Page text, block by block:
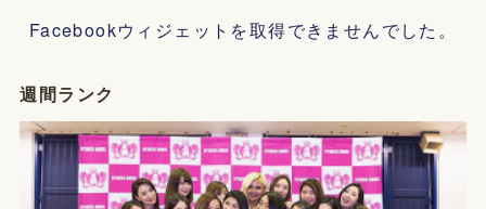
Facebookウィジェットを取得できませんでした。
週間ランク